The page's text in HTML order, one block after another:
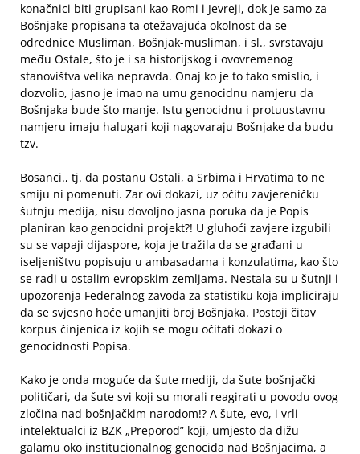
konačnici biti grupisani kao Romi i Jevreji, dok je samo za
Bošnjake propisana ta otežavajuća okolnost da se
odrednice Musliman, Bošnjak-musliman, i sl., svrstavaju
među Ostale, što je i sa historijskog i ovovremenog
stanovištva velika nepravda. Onaj ko je to tako smislio, i
dozvolio, jasno je imao na umu genocidnu namjeru da
Bošnjaka bude što manje. Istu genocidnu i protuustavnu
namjeru imaju halugari koji nagovaraju Bošnjake da budu
tzv.
Bosanci., tj. da postanu Ostali, a Srbima i Hrvatima to ne
smiju ni pomenuti. Zar ovi dokazi, uz očitu zavjereničku
šutnju medija, nisu dovoljno jasna poruka da je Popis
planiran kao genocidni projekt?! U gluhoći zavjere izgubili
su se vapaji dijaspore, koja je tražila da se građani u
iseljeništvu popisuju u ambasadama i konzulatima, kao što
se radi u ostalim evropskim zemljama. Nestala su u šutnji i
upozorenja Federalnog zavoda za statistiku koja impliciraju
da se svjesno hoće umanjiti broj Bošnjaka. Postoji čitav
korpus činjenica iz kojih se mogu očitati dokazi o
genocidnosti Popisa.
Kako je onda moguće da šute mediji, da šute bošnjački
političari, da šute svi koji su morali reagirati u povodu ovog
zločina nad bošnjačkim narodom!? A šute, evo, i vrli
intelektualci iz BZK „Preporod” koji, umjesto da dižu
galamu oko institucionalnog genocida nad Bošnjacima, a